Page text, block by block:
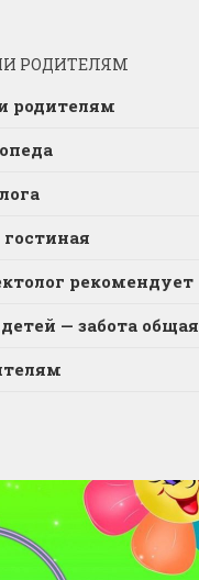
РОДИТЕЛЯМ
родителям
рекомендует
— забота общая